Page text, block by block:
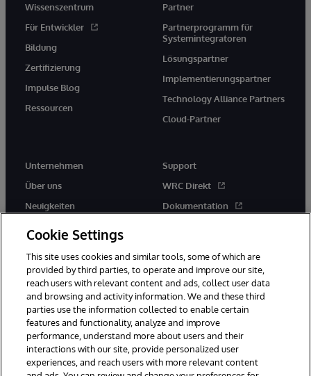
Wissenszentrum
Für Entwickler
Bildung
Zertifizierung
Impulse Blog
Ressourcen
Partner
Partnerprogramm für
Systemintegratoren
Lösungspartner
Implementierungspartner
Technology Alliance Partners
Cloud-Partner
Unternehmen
Über uns
Neuigkeiten
Support
WRC Direkt
Dokumentation
© 1996-2026 InterSystems Corporation, Boston, MA. Alle Rechte
vorbehalten.
Mitteilungen/Geschäftsbedingungen
Erklärung zum Datenschutz
Cookie Settings
This site uses cookies and similar tools, some of which are
provided by third parties, to operate and improve our site,
reach users with relevant content and ads, collect user data
and browsing and activity information. We and these third
parties use the information collected to enable certain
features and functionality, analyze and improve
performance, understand more about users and their
interactions with our site, provide personalized user
experiences, and reach users with more relevant content